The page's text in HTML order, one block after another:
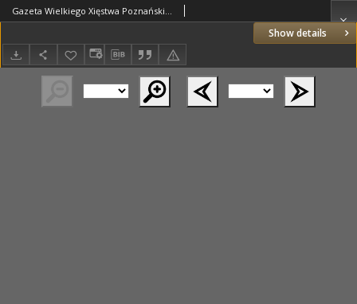
Show details
Gazeta Wielkiego Xięstwa Poznańskiego 1833.04.12 Nr85